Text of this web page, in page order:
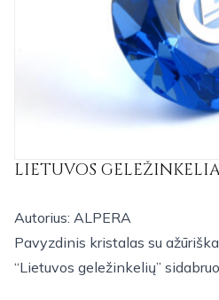
LIETUVOS
Autorius: ALPERA
Pavyzdinis kristalas su
“Lietuvos geležinkelių”